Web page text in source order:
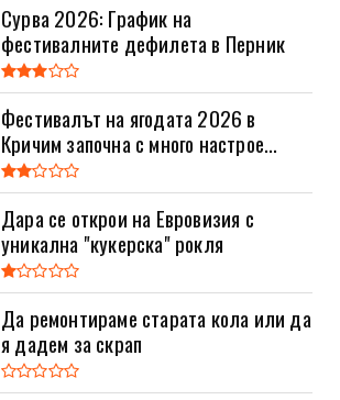
Сурва 2026: График на
фестивалните дефилета в Перник
Фестивалът на ягодата 2026 в
Кричим започна с много настрое...
Дара се открои на Евровизия с
уникална "кукерска" рокля
Да ремонтираме старата кола или да
я дадем за скрап